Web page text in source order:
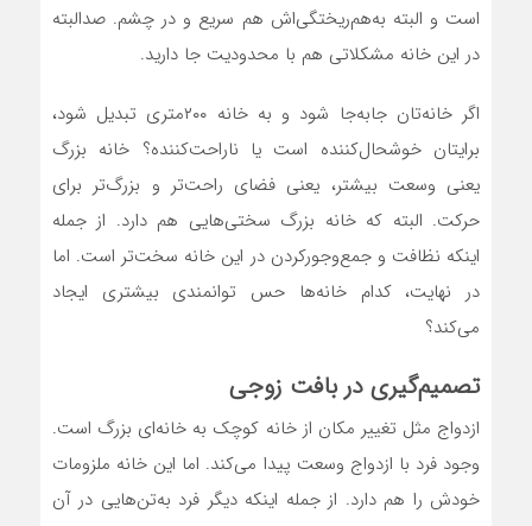
است و البته به‌هم‌ریختگی‌اش هم سریع و در چشم. صدالبته
در این خانه مشکلاتی هم با محدودیت جا دارید.
اگر خانه‌تان جابه‌جا شود و به خانه ۲۰۰متری تبدیل شود،
برایتان خوشحال‌کننده است یا ناراحت‌کننده؟ خانه بزرگ
یعنی وسعت بیشتر، یعنی فضای راحت‌تر و بزرگ‌تر برای
حرکت. البته که خانه بزرگ سختی‌هایی هم دارد. از جمله
اینکه نظافت و جمع‌وجورکردن در این خانه سخت‌تر است. اما
در نهایت، کدام خانه‌ها حس توانمندی بیشتری ایجاد
می‌کند؟
تصمیم‌گیری در بافت زوجی
ازدواج مثل تغییر مکان از خانه کوچک به خانه‌ای بزرگ است.
وجود فرد با ازدواج وسعت پیدا می‌کند. اما این خانه ملزومات
خودش را هم دارد. از جمله اینکه دیگر فرد به‌تن‌هایی در آن